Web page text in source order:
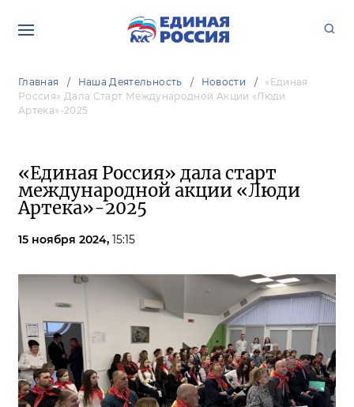
Главная Наша Деятельность Новости
«Единая
Россия» Дала Старт Международной Акции «Люди
Артека»-2025
«Единая Россия» дала старт
международной акции «Люди
Артека»-2025
15 ноября 2024, 15:15